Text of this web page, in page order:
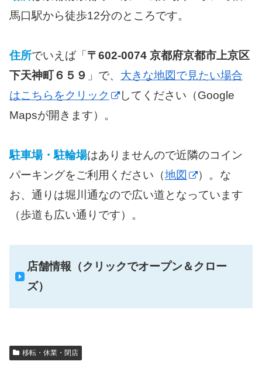
馬口駅から徒歩12分のところです。
住所でいえば「 〒602-0074 京都府京都市上京区
下天神町６５９ 」で、 大きな地図で見たい場合
はこちらをクリック
してください（Google
Mapsが開きます）。
駐車場・駐輪場はありませんので近隣のコイン
パーキングをご利用ください（地図
）。な
お、通りは堀川通なので広い道となっています
（歩道も広い通りです）。
店舗情報（クリックでオープン＆クロー
ズ）
移転・休業・閉店